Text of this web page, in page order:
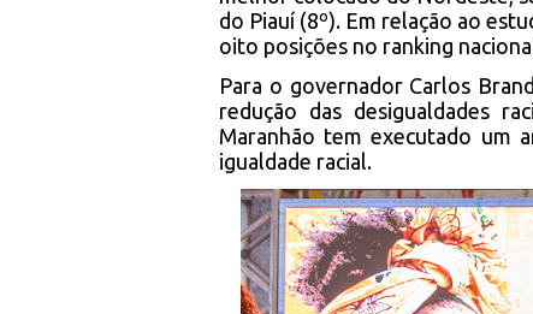
do Piauí (8º). Em relação ao
oito posições no ranking
Para o governador Carlos
redução das desigualdades
Maranhão tem executado um
igualdade racial.